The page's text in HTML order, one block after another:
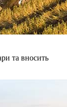
та вносить